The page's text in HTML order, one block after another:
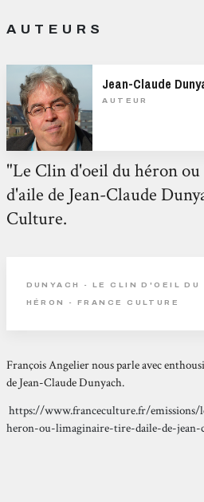
AUTEURS
Jean-Claude
AUTEUR
"Le Clin d'oeil du héron
d'aile de Jean-Claude
Culture.
DUNYACH - LE CLIN D'OEIL DU
HÉRON - FRANCE CULTURE
François Angelier nous parle avec
de Jean-Claude Dunyach.
https://www.franceculture.fr/
heron-ou-limaginaire-tire-daile-de-jean-